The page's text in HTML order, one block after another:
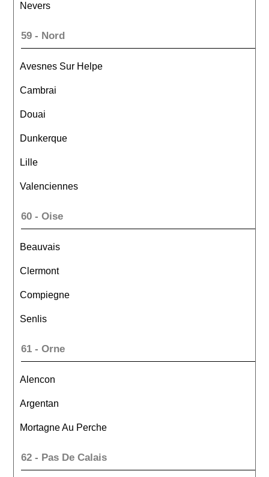
Nevers
59 - Nord
Avesnes Sur Helpe
Cambrai
Douai
Dunkerque
Lille
Valenciennes
60 - Oise
Beauvais
Clermont
Compiegne
Senlis
61 - Orne
Alencon
Argentan
Mortagne Au Perche
62 - Pas De Calais